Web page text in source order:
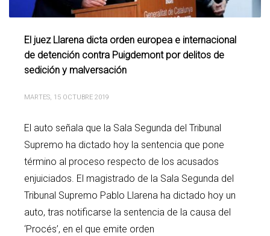
El juez Llarena dicta orden europea e internacional
de detención contra Puigdemont por delitos de
sedición y malversación
MARTES, 15 OCTUBRE 2019
El auto señala que la Sala Segunda del Tribunal
Supremo ha dictado hoy la sentencia que pone
término al proceso respecto de los acusados
enjuiciados. El magistrado de la Sala Segunda del
Tribunal Supremo Pablo Llarena ha dictado hoy un
auto, tras notificarse la sentencia de la causa del
‘Procés’, en el que emite orden